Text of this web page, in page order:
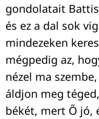
gondolatait
és ez a dal sok
mindezeken
mégpedig az,
nézel ma
áldjon meg
békét, mert Ő jó,